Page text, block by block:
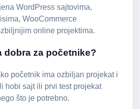
WordPress sajtovima,
WooCommerce
online projektima.
dobra za početnike?
početnik ima ozbiljan projekat i
hobi sajt ili prvi test projekat
što je potrebno.